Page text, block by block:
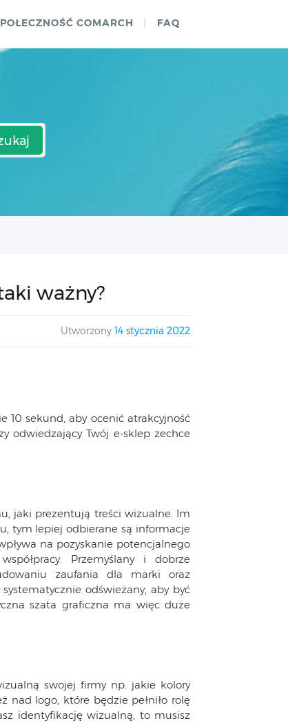
COMARCH FAQ
ważny?
Utworzony 14 stycznia 2022
10 sekund, aby ocenić atrakcyjność
odwiedzający Twój e-sklep zechce
jaki prezentują treści wizualne. Im
tym lepiej odbierane są informacje
na pozyskanie potencjalnego
Przemyślany i dobrze
zaufania dla marki oraz
odświeżany, aby być
szata graficzna ma więc duże
swojej firmy np. jakie kolory
nad logo, które będzie pełniło rolę
identyfikację wizualną, to musisz